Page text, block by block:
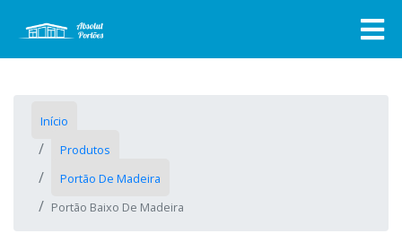
Início
Produtos
Portão De Madeira
Portão Baixo De Madeira